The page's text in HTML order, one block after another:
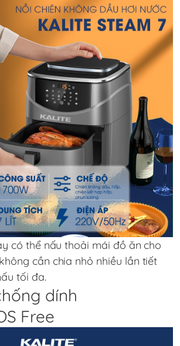
có thể nấu thoải mái đồ ăn cho
cần chia nhỏ nhiều lần tiết
tối đa.
dính
Free